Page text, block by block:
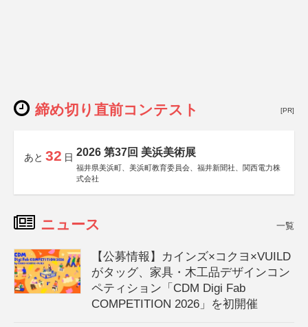
締め切り直前コンテスト [PR]
あと 32 日 2026 第37回 美浜美術展
福井県美浜町、美浜町教育委員会、福井新聞社、関西電力株
式会社
ニュース 一覧
【公募情報】カインズ×コクヨ×VUILD
がタッグ、家具・木工品デザインコン
ペティション「CDM Digi Fab
COMPETITION 2026」を初開催